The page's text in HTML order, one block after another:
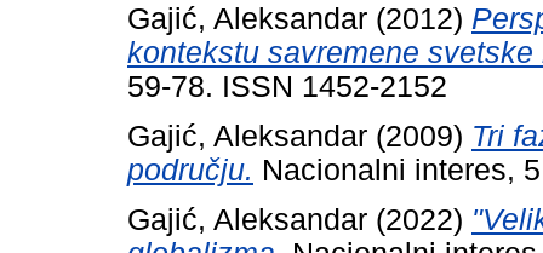
Gajić, Aleksandar (2012)
kontekstu savremene svetske
59-78. ISSN 1452-2152
Gajić, Aleksandar (2009) Tri
području. Nacionalni interes,
Gajić, Aleksandar (2022)